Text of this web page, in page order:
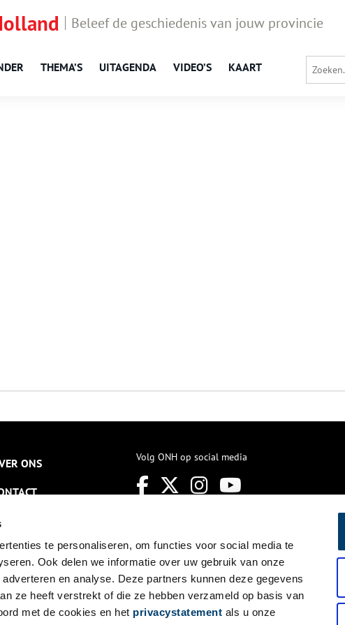
te personaliseren, om functies voor social media te
Ook delen we informatie over uw gebruik van onze
en analyse. Deze partners kunnen deze gegevens
ze heeft verstrekt of die ze hebben verzameld op basis van
met de cookies en het privacystatement als u onze
Beleef de geschiedenis van jouw provincie
THEMA’S UITAGENDA VIDEO’S KAART
ONS Volg ONH op social media